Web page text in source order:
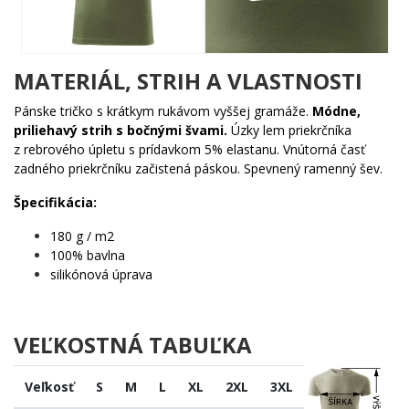
Komu urobí radosť?
🔥 Každému, kto v roku 1981 prišiel na svet a je na to
patrične hrdý
🎯 Milovníkom hudby, ktorí vedia, že streaming nikdy
nenahradí ten zvuk kazety
✨ Priateľom a rodine, ktorí hľadajú originálny
narodeninový darček
🧠 Nostalgikom, ktorí si pamätajú, že najlepšia hudba
mala dve strany – A a B
Čo čakáš? Best of 1981 sa vydáva len raz za život – a ty si súčasťou
tej edície. Pridaj do košíka a daruj kúsok legendy!
MATERIÁL, STRIH A VLASTNOSTI
Pánske tričko s krátkym rukávom vyššej gramáže. Módne,
priliehavý strih s bočnými švami. Úzky lem priekrčníka
z rebrového úpletu s prídavkom 5% elastanu. Vnútorná časť
zadného priekrčníku začistená páskou. Spevnený ramenný šev.
Špecifikácia:
180 g / m2
100% bavlna
silikónová úprava
VEĽKOSTNÁ TABUĽKA
Veľkosť S M L XL 2XL 3XL